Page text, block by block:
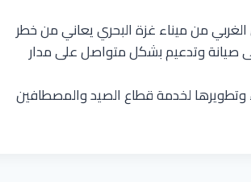
من ميناء غزة البحري يعاني من خطر
صيانة وتدعيم بشكل متواصل على مدار
لخدمة قطاع الصيد والمصطافين